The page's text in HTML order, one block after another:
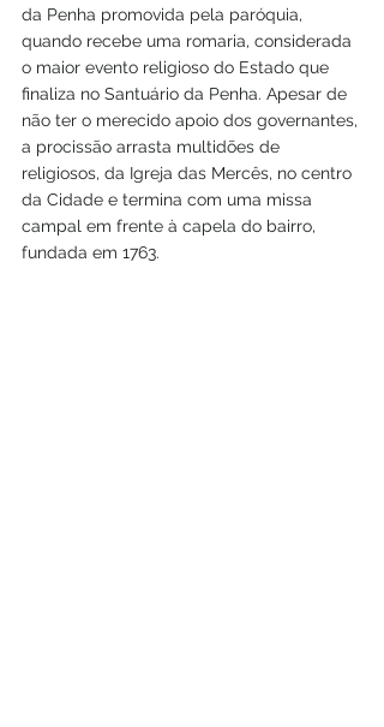
da Penha promovida pela paróquia,
quando recebe uma romaria, considerada
o maior evento religioso do Estado que
finaliza no Santuário da Penha. Apesar de
não ter o merecido apoio dos governantes,
a procissão arrasta multidões de
religiosos, da Igreja das Mercês, no centro
da Cidade e termina com uma missa
campal em frente à capela do bairro,
fundada em 1763.